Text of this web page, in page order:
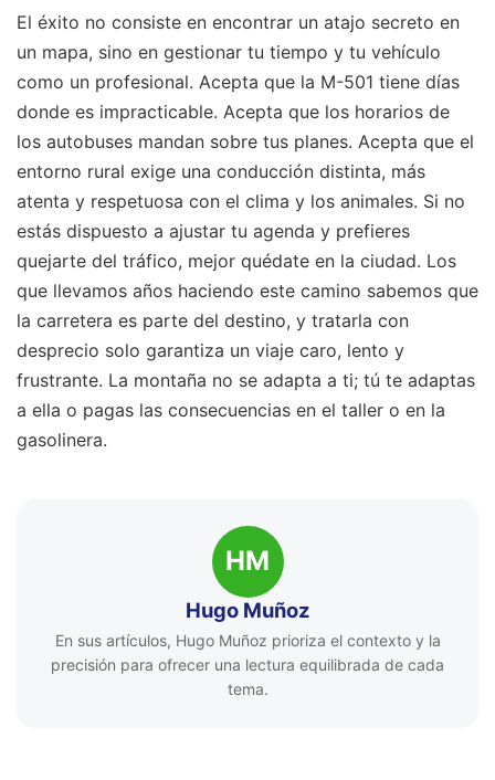
El éxito no consiste en encontrar un atajo secreto en
un mapa, sino en gestionar tu tiempo y tu vehículo
como un profesional. Acepta que la M-501 tiene días
donde es impracticable. Acepta que los horarios de
los autobuses mandan sobre tus planes. Acepta que el
entorno rural exige una conducción distinta, más
atenta y respetuosa con el clima y los animales. Si no
estás dispuesto a ajustar tu agenda y prefieres
quejarte del tráfico, mejor quédate en la ciudad. Los
que llevamos años haciendo este camino sabemos que
la carretera es parte del destino, y tratarla con
desprecio solo garantiza un viaje caro, lento y
frustrante. La montaña no se adapta a ti; tú te adaptas
a ella o pagas las consecuencias en el taller o en la
gasolinera.
HM
Hugo Muñoz
En sus artículos, Hugo Muñoz prioriza el contexto y la
precisión para ofrecer una lectura equilibrada de cada
tema.